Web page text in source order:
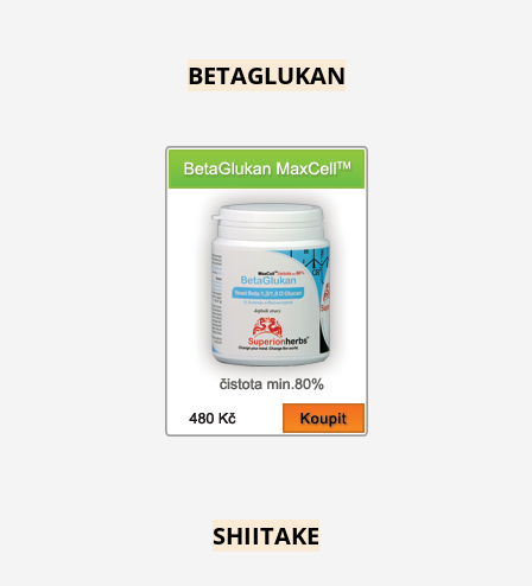
BETAGLUKAN
SHIITAKE